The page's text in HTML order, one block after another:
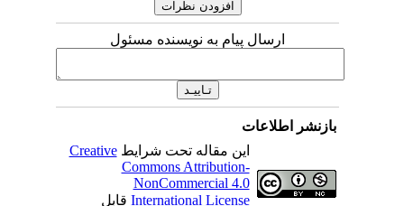
ارسال پیام به نویسنده مسئول
بازنشر اطلاعات
این مقاله تحت شرایطCreative
Commons Attribution-
NonCommercial 4.0
International Licenseقابل